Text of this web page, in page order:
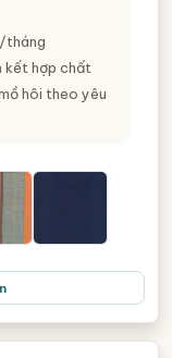
tháng
kết hợp chất
hôi theo yêu